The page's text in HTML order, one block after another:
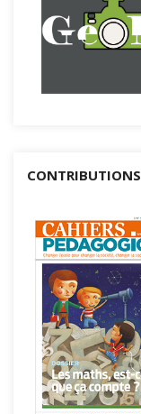
CONTRIBUTIONS